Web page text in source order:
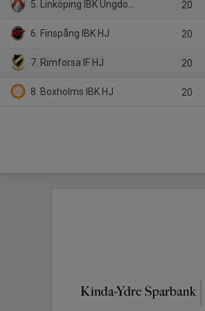
5. Linköping IBK Ungdom HJ Svart 20
6. Finspång IBK HJ 20
7. Rimforsa IF HJ 20
8. Boxholms IBK HJ 20